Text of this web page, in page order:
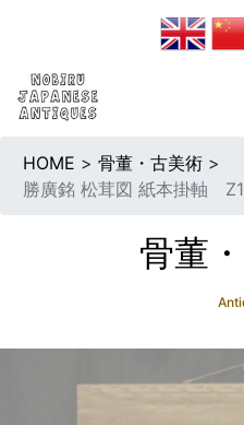
HOME > 骨董・古美術 >
勝廣銘 松茸図 紙本掛軸
骨董